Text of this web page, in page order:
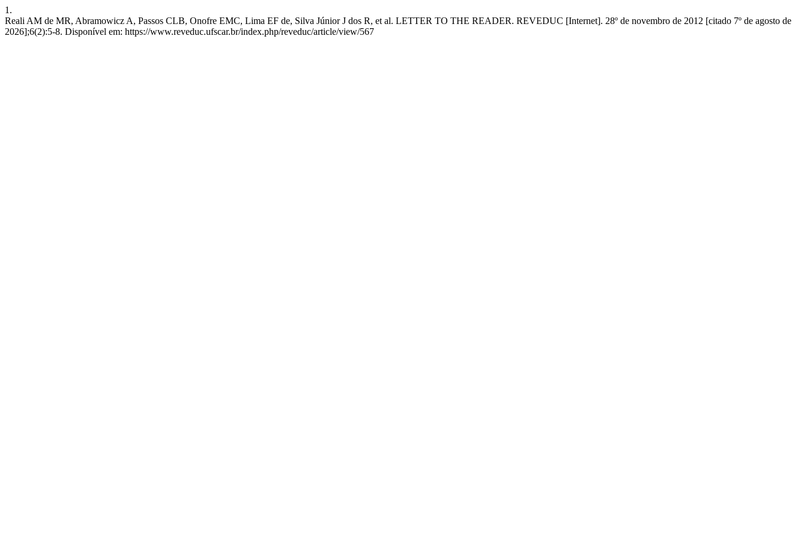
1.
Reali AM de MR, Abramowicz A, Passos CLB, Onofre EMC, Lima EF de, Silva Júnior J dos R, et al. LETTER TO THE READER. REVEDUC [Internet]. 28º de novembro de 2012 [citado 7º de agosto de
2026];6(2):5-8. Disponível em: https://www.reveduc.ufscar.br/index.php/reveduc/article/view/567